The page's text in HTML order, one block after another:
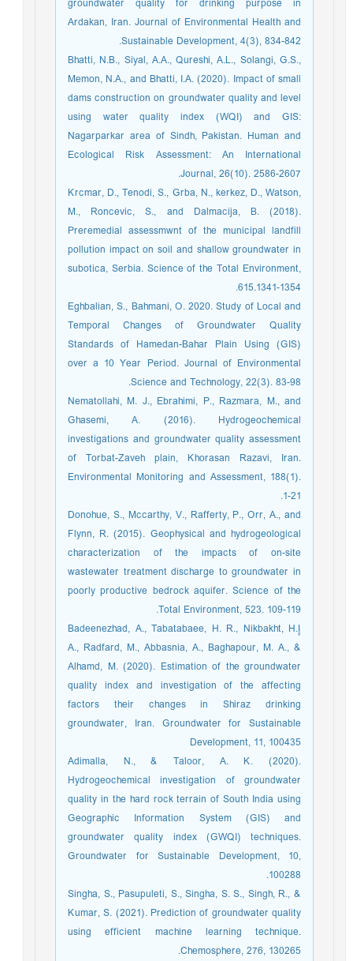
groundwater quality for drinking purpose in
Ardakan, Iran. Journal of Environmental Health and
Sustainable Development, 4(3), 834-842.‏
Bhatti, N.B., Siyal, A.A., Qureshi, A.L., Solangi, G.S.,
Memon, N.A., and Bhatti, I.A. (2020). Impact of small
dams construction on groundwater quality and level
using water quality index (WQI) and GIS:
Nagarparkar area of Sindh, Pakistan. Human and
Ecological Risk Assessment: An International
Journal, 26(10). 2586-2607.
Krcmar, D., Tenodi, S., Grba, N., kerkez, D., Watson,
M., Roncevic, S., and Dalmacija, B. (2018).
Preremedial assessmwnt of the municipal landfill
pollution impact on soil and shallow groundwater in
subotica, Serbia. Science of the Total Environment,
615.1341-1354.
Eghbalian, S., Bahmani, O. 2020. Study of Local and
Temporal Changes of Groundwater Quality
Standards of Hamedan-Bahar Plain Using (GIS)
over a 10 Year Period. Journal of Environmental
Science and Technology, 22(3). 83-98.
Nematollahi, M. J., Ebrahimi, P., Razmara, M., and
Ghasemi, A. (2016). Hydrogeochemical
investigations and groundwater quality assessment
of Torbat-Zaveh plain, Khorasan Razavi, Iran.
Environmental Monitoring and Assessment, 188(1).
1-21.
Donohue, S., Mccarthy, V., Rafferty, P., Orr, A., and
Flynn, R. (2015). Geophysical and hydrogeological
characterization of the impacts of on-site
wastewater treatment discharge to groundwater in
poorly productive bedrock aquifer. Science of the
Total Environment, 523. 109-119.
إBadeenezhad, A., Tabatabaee, H. R., Nikbakht, H.
A., Radfard, M., Abbasnia, A., Baghapour, M. A., &
Alhamd, M. (2020). Estimation of the groundwater
quality index and investigation of the affecting
factors their changes in Shiraz drinking
groundwater, Iran. Groundwater for Sustainable
Development, 11, 100435
Adimalla, N., & Taloor, A. K. (2020).
Hydrogeochemical investigation of groundwater
quality in the hard rock terrain of South India using
Geographic Information System (GIS) and
groundwater quality index (GWQI) techniques.
Groundwater for Sustainable Development, 10,
100288.‏
Singha, S., Pasupuleti, S., Singha, S. S., Singh, R., &
Kumar, S. (2021). Prediction of groundwater quality
using efficient machine learning technique.
Chemosphere, 276, 130265.‏